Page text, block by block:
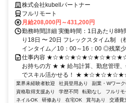
株式会社kubellパートナー
フルリモート
月給208,000円～431,200円
勤務時間詳細 実働時間：1日あたり8時
り18日 〜 20日 フレックスタイム制
インタイム／10：00～16：00 ◎残業
仕事内容
お持ちの方 ★ ★ 給与計算、勤怠管理
でスキル活かせる！ ★
業界未経験者歓迎 社員登用あり 副業・Wワー
資格取得支援あり
学歴不問 転勤なし フルリモ
ネイルOK
研修あり 在宅OK 賞与あり 交通費